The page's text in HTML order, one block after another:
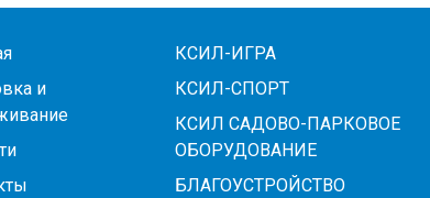
и
КСИЛ-ИГРА
КСИЛ-СПОРТ
КСИЛ САДОВО-ПАРКОВОЕ
ОБОРУДОВАНИЕ
БЛАГОУСТРОЙСТВО